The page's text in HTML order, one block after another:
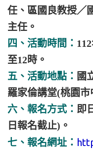
任、區國良教授／
主任。
四、活動時間：
至12時。
五、活動地點： 國
羅家倫講堂(桃園市
六、報名方式： 即
日報名截止)。
七、報名網址：